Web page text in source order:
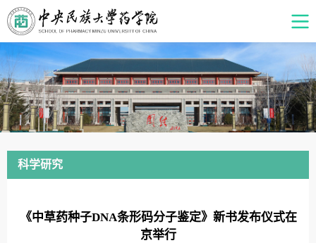
科学研究
《中草药种子DNA条形码分子鉴定》新书发布仪式在
京举行